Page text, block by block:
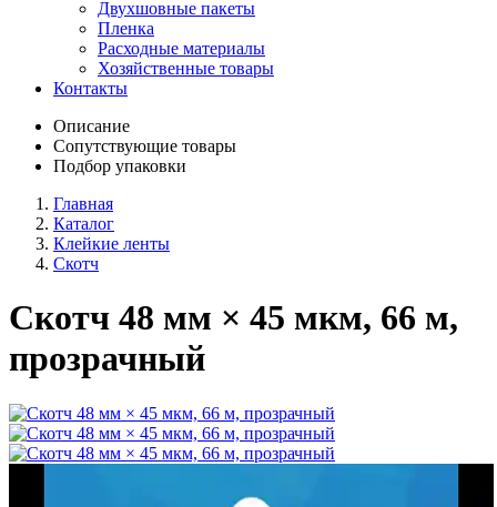
Двухшовные пакеты
Пленка
Расходные материалы
Хозяйственные товары
Контакты
Описание
Сопутствующие товары
Подбор упаковки
Главная
Каталог
Клейкие ленты
Скотч
Скотч 48 мм × 45 мкм, 66 м,
прозрачный